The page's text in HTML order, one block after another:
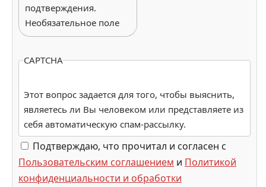
подтверждения.
Необязательное поле
CAPTCHA
Этот вопрос задается для того, чтобы выяснить,
являетесь ли Вы человеком или представляете из
себя автоматическую спам-рассылку.
Подтверждаю, что прочитал и согласен с
Пользовательским соглашением и Политикой
конфиденциальности и обработки